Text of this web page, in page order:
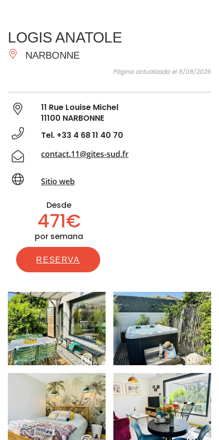
IMPRESCINDIBLES
HACER
LOGIS ANATOLE
NARBONNE
Página actualizada el 6/08/2026
11 Rue Louise Michel
11100 NARBONNE
Tel. +33 4 68 11 40 70
contact.11@gites-sud.fr
Sitio web
Desde
471€
por semana
RESERVA